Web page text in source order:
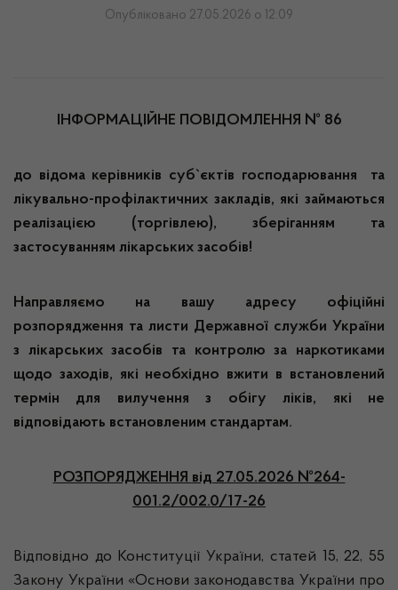
Опубліковано 27.05.2026 о 12:09
ІНФОРМАЦІЙНЕ ПОВІДОМЛЕННЯ № 86
до відома керівників суб`єктів господарювання та
лікувально-профілактичних закладів, які займаються
реалізацією (торгівлею), зберіганням та
застосуванням лікарських засобів!
Направляємо на вашу адресу офіційні
розпорядження та листи Державної служби України
з лікарських засобів та контролю за наркотиками
щодо заходів, які необхідно вжити в встановлений
термін для вилучення з обігу ліків, які не
відповідають встановленим стандартам.
РОЗПОРЯДЖЕННЯ від 27.05.2026 №264-
001.2/002.0/17-26
Відповідно до Конституції України, статей 15, 22, 55
Закону України «Основи законодавства України про